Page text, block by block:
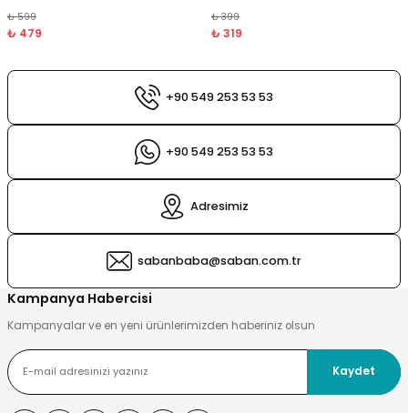
₺ 599
₺ 479
₺ 399
₺ 319
+90 549 253 53 53
+90 549 253 53 53
Adresimiz
sabanbaba@saban.com.tr
Kampanya Habercisi
Kampanyalar ve en yeni ürünlerimizden haberiniz olsun
Kaydet